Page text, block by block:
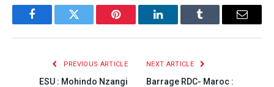
FacebookTwitter Pinterest LinkedInTumblr Email
PREVIOUS ARTICLE
ESU : Mohindo Nzangi
NEXT ARTICLE
Barrage RDC- Maroc :